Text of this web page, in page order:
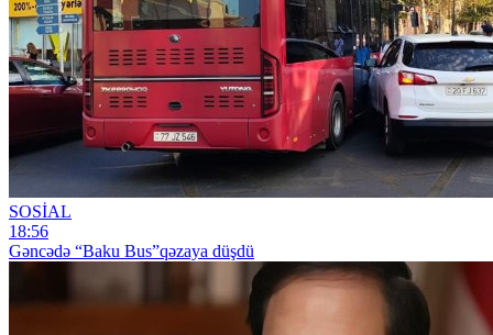
SOSİAL
18:56
Gəncədə “Baku Bus”qəzaya düşdü